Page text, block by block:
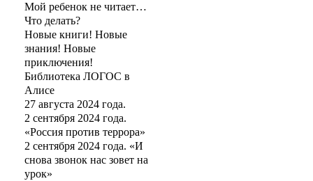
Мой ребенок не читает…
Что делать?
Новые книги! Новые
знания! Новые
приключения!
Библиотека ЛОГОС в
Алисе
27 августа 2024 года.
2 сентября 2024 года.
«Россия против террора»
2 сентября 2024 года. «И
снова звонок нас зовет на
урок»